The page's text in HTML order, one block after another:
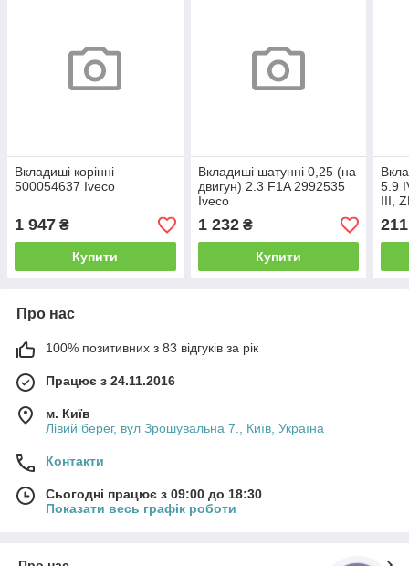
Вкладиші корінні
500054637 Iveco
1 947 ₴
Купити
Вкладиші шатунні 0,25 (на
двигун) 2.3 F1A 2992535
Iveco
1 232₴
Купити
5.9
III,
211
Про нас
100% позитивних з 83 відгуків за рік
Працює з 24.11.2016
м. Київ
Лівий берег, вул Зрошувальна 7., Київ, Україна
Контакти
Сьогодні працює з 09:00 до 18:30
Показати весь графік роботи